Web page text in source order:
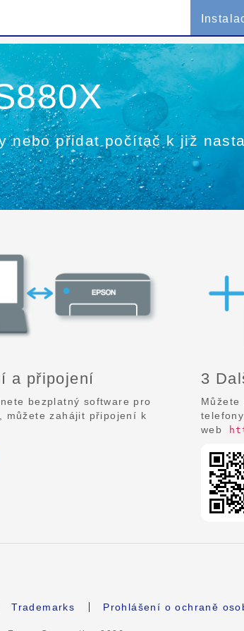
nebo přidat počítač k již
a připojení
bezplatný software pro
můžete zahájit připojení k
3
web
Trademarks Prohlášení o ochraně